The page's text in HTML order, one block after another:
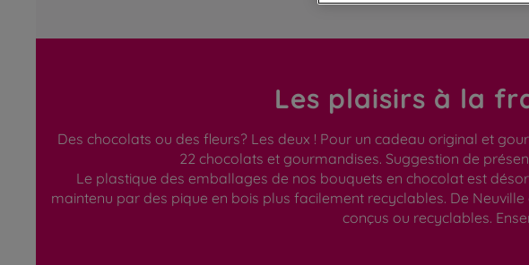
Les plaisirs à la
Des chocolats ou des fleurs? Les deux ! Pour un cadeau original et
22 chocolats et gourmandises. Suggestion de
Le plastique des emballages de nos bouquets en chocolat est
maintenu par des pique en bois plus facilement recyclables. De
conçus ou recyclables.